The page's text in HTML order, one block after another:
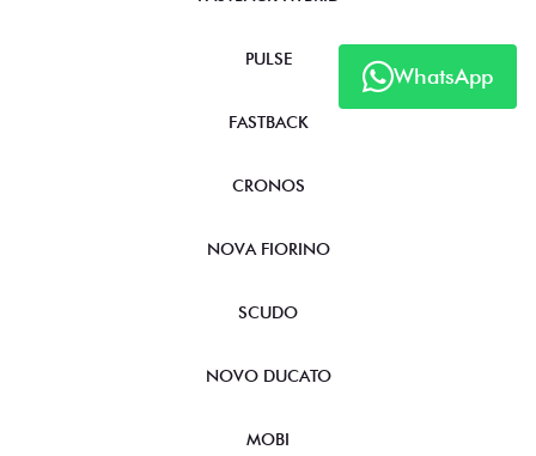
WhatsApp
PULSE
FASTBACK
CRONOS
NOVA FIORINO
SCUDO
NOVO DUCATO
MOBI